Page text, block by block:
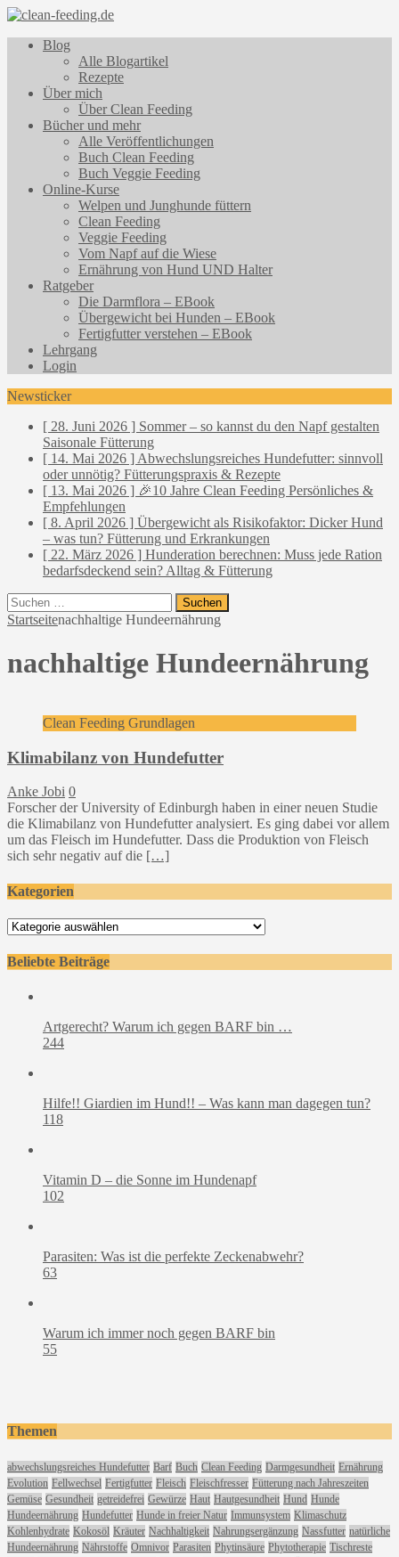
Blog
Alle Blogartikel
Rezepte
Über mich
Über Clean Feeding
Bücher und mehr
Alle Veröffentlichungen
Buch Clean Feeding
Buch Veggie Feeding
Online-Kurse
Welpen und Junghunde füttern
Clean Feeding
Veggie Feeding
Vom Napf auf die Wiese
Ernährung von Hund UND Halter
Ratgeber
Die Darmflora – EBook
Übergewicht bei Hunden – EBook
Fertigfutter verstehen – EBook
Lehrgang
Login
Newsticker
[ 28. Juni 2026 ] Sommer – so kannst du den Napf gestalten
Saisonale Fütterung
[ 14. Mai 2026 ] Abwechslungsreiches Hundefutter: sinnvoll
oder unnötig? Fütterungspraxis & Rezepte
[ 13. Mai 2026 ] 🎉10 Jahre Clean Feeding Persönliches &
Empfehlungen
[ 8. April 2026 ] Übergewicht als Risikofaktor: Dicker Hund
– was tun? Fütterung und Erkrankungen
[ 22. März 2026 ] Hunderation berechnen: Muss jede Ration
bedarfsdeckend sein? Alltag & Fütterung
Suchen
nach:
Startseitenachhaltige Hundeernährung
nachhaltige Hundeernährung
Clean Feeding Grundlagen
Klimabilanz von Hundefutter
Anke Jobi 0
Forscher der University of Edinburgh haben in einer neuen Studie
die Klimabilanz von Hundefutter analysiert. Es ging dabei vor allem
um das Fleisch im Hundefutter. Dass die Produktion von Fleisch
sich sehr negativ auf die […]
Kategorien
Kategorien
Beliebte Beiträge
Artgerecht? Warum ich gegen BARF bin …
244
Hilfe!! Giardien im Hund!! – Was kann man dagegen tun?
118
Vitamin D – die Sonne im Hundenapf
102
Parasiten: Was ist die perfekte Zeckenabwehr?
63
Warum ich immer noch gegen BARF bin
55
Themen
abwechslungsreiches Hundefutter Barf Buch Clean Feeding Darmgesundheit Ernährung
Evolution Fellwechsel Fertigfutter Fleisch Fleischfresser Fütterung nach Jahreszeiten
Gemüse Gesundheit getreidefrei Gewürze Haut Hautgesundheit Hund Hunde
Hundeernährung Hundefutter Hunde in freier Natur Immunsystem Klimaschutz
Kohlenhydrate Kokosöl Kräuter Nachhaltigkeit Nahrungsergänzung Nassfutter natürliche
Hundeernährung Nährstoffe Omnivor Parasiten Phytinsäure Phytotherapie Tischreste